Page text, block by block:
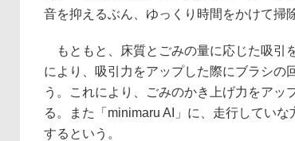
音を抑えるぶん、ゆっくり時間をかけて掃
もともと、床質とごみの量に応じた吸引
により、吸引力をアップした際にブラシの
う。これにより、ごみのかき上げ力をアッ
る。また「minimaru AI」に、走行してい
するという。